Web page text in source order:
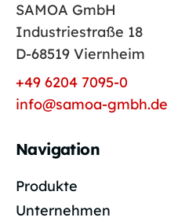
SAMOA GmbH
Industriestraße 18
D-68519 Viernheim
+49 6204 7095-0
info@samoa-gmbh.de
Navigation
Produkte
Unternehmen